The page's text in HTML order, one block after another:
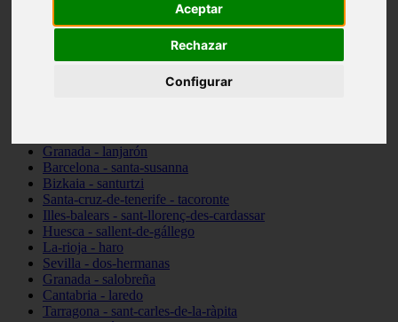
Aceptar
Rechazar
Configurar
Madrid - nuevo-baztán
Granada - lanjarón
Barcelona - santa-susanna
Bizkaia - santurtzi
Santa-cruz-de-tenerife - tacoronte
Illes-balears - sant-llorenç-des-cardassar
Huesca - sallent-de-gállego
La-rioja - haro
Sevilla - dos-hermanas
Granada - salobreña
Cantabria - laredo
Tarragona - sant-carles-de-la-ràpita